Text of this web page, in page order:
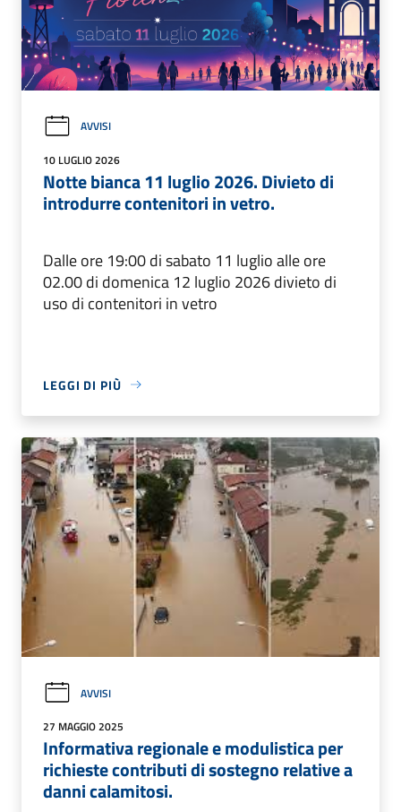
AVVISI
10 LUGLIO 2026
Notte bianca 11 luglio 2026. Divieto di
introdurre contenitori in vetro.
Dalle ore 19:00 di sabato 11 luglio alle ore
02.00 di domenica 12 luglio 2026 divieto di
uso di contenitori in vetro
LEGGI DI PIÙ
AVVISI
27 MAGGIO 2025
Informativa regionale e modulistica per
richieste contributi di sostegno relative a
danni calamitosi.